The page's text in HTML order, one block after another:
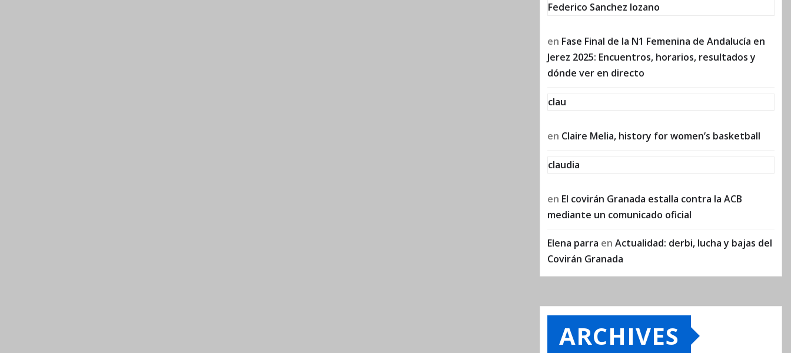
Federico Sanchez lozano
en Fase Final de la N1 Femenina de Andalucía en
Jerez 2025: Encuentros, horarios, resultados y
dónde ver en directo
clau
en Claire Melia, history for women’s basketball
claudia
en El covirán Granada estalla contra la ACB
mediante un comunicado oficial
Elena parra en Actualidad: derbi, lucha y bajas del
Covirán Granada
ARCHIVES